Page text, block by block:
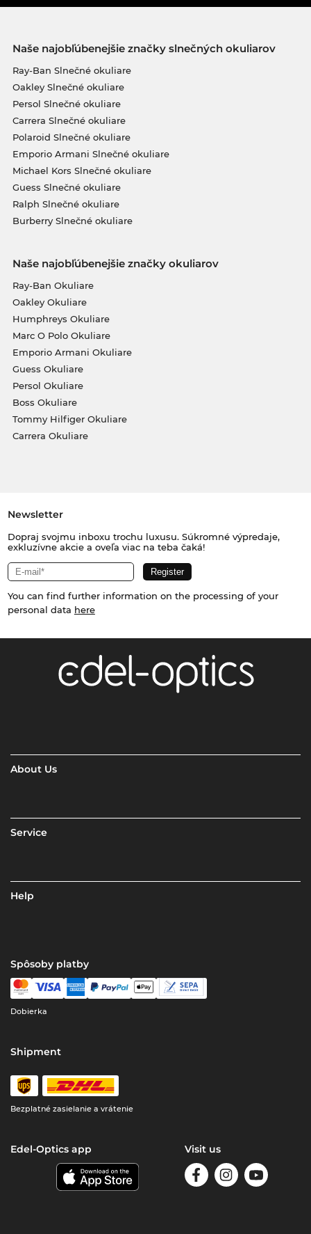
Naše najobľúbenejšie značky slnečných okuliarov
Ray-Ban Slnečné okuliare
Oakley Slnečné okuliare
Persol Slnečné okuliare
Carrera Slnečné okuliare
Polaroid Slnečné okuliare
Emporio Armani Slnečné okuliare
Michael Kors Slnečné okuliare
Guess Slnečné okuliare
Ralph Slnečné okuliare
Burberry Slnečné okuliare
Naše najobľúbenejšie značky okuliarov
Ray-Ban Okuliare
Oakley Okuliare
Humphreys Okuliare
Marc O Polo Okuliare
Emporio Armani Okuliare
Guess Okuliare
Persol Okuliare
Boss Okuliare
Tommy Hilfiger Okuliare
Carrera Okuliare
Newsletter
Dopraj svojmu inboxu trochu luxusu. Súkromné výpredaje,
exkluzívne akcie a oveľa viac na teba čaká!
You can find further information on the processing of your
personal data here
About Us
Service
Help
Spôsoby platby
Dobierka
Shipment
Bezplatné zasielanie a vrátenie
Edel-Optics app Visit us